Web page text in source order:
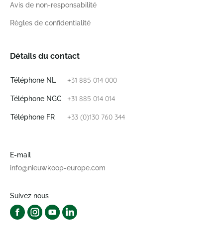
Avis de non-responsabilité
Règles de confidentialité
Détails du contact
Téléphone NL +31 885 014 000
Téléphone NGC +31 885 014 014
Téléphone FR +33 (0)130 760 344
E-mail
info@nieuwkoop-europe.com
Suivez nous